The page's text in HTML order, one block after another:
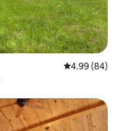
Calificación
4.99 (84)